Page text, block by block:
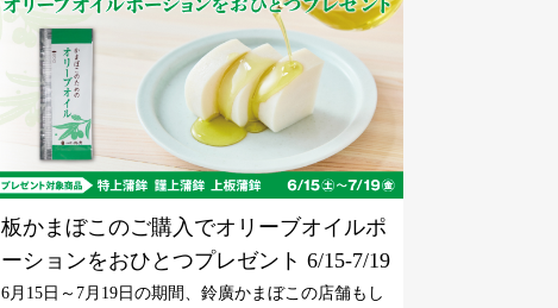
の機会
板かまぼこのご購入でオリーブオイルポ
ーションをおひとつプレゼント 6/15-7/19
6月15日～7月19日の期間、鈴廣かまぼこの店舗もし